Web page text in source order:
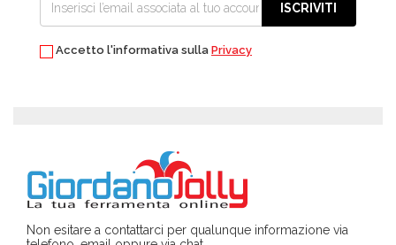
ISCRIVITI
Accetto l'informativa sulla Privacy
Non esitare a contattarci per qualunque informazione via